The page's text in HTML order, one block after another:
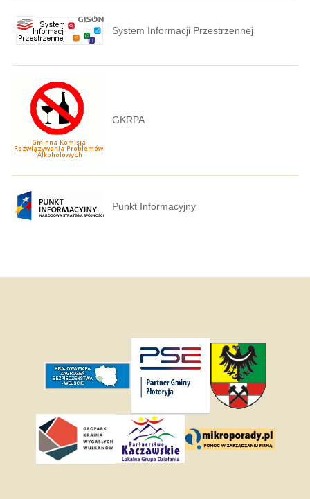
System Informacji Przestrzennej
GKRPA
Punkt Informacyjny